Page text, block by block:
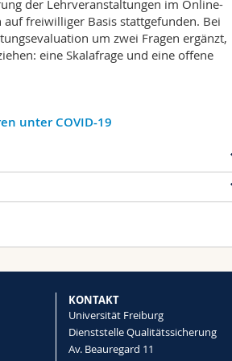
der Lehrveranstaltungen im Online-
freiwilliger Basis stattgefunden. Bei
um zwei Fragen ergänzt,
eine Skalafrage und eine offene
unter COVID-19
Qualitätssicherung am Ende des
Aspekte hinzuweisen,
Zeit der Pandemie zu erhalten, um die
zu können.
KONTAKT
Universität Freiburg
Dienststelle Qualitätssicherung
Av. Beauregard 11